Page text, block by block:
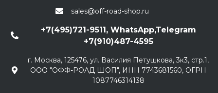
sales@off-road-shop.ru
+7(495)721-9511, WhatsApp,Telegram
+7(910)487-4595
г. Москва, 125476, ул. Василия Петушкова, 3к3, стр.1,
ООО "ОФФ-РОАД ШОП", ИНН 7743681560, ОГРН
1087746314138